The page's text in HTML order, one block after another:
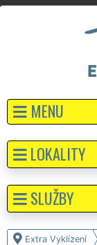
MENU
Extra Vyklízení
LOKALITY
SLUŽBY